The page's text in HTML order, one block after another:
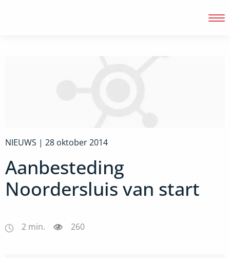
NIEUWS | 28 oktober 2014
Aanbesteding
Noordersluis van start
2 min. 260